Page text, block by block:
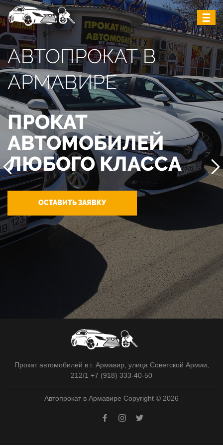
АВТОПРОКАТ В
АРМАВИРЕ
ПРОКАТ
АВТОМОБИЛЕЙ
ЛЮБОГО КЛАССА
ОСТАВИТЬ ЗАЯВКУ
Прокат автомобилей в г. Армавир, улица Советской Армии,
212/1 +7 (918) 333-40-50
Автопрокат в Армавире Copyright © 2026